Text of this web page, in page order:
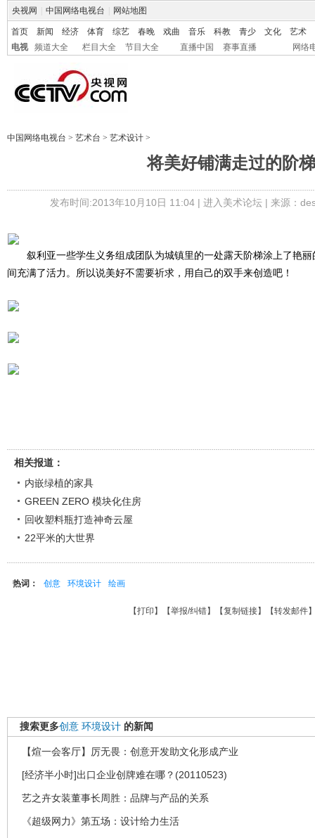
央视网 中国网络电视台 网站地图
首页 新闻 经济 体育 综艺 春晚 戏曲 音乐 科教 青少 文化
艺术
电视
频道大全 栏目大全 节目大全 直播中国 赛事直播 网络
中国网络电视台 > 艺术台 > 艺术设计 >
将美好铺满走过的阶梯
发布时间:2013年10月10日 11:04 | 进入美术论坛| 来源：
叙利亚一些学生义务组成团队为城镇里的一处露天阶梯涂上了艳丽
间充满了活力。所以说美好不需要祈求，用自己的双手来创造吧！
相关报道：
内嵌绿植的家具
GREEN ZERO 模块化住房
回收塑料瓶打造神奇云屋
22平米的大世界
热词： 创意 环境设计 绘画
【打印 】【举报/纠错】【复制链接】【转发邮件
搜索更多创意 环境设计 的新闻
【煊一会客厅】厉无畏：创意开发助文化形成产业
[经济半小时]出口企业创牌难在哪？(20110523)
艺之卉女装董事长周胜：品牌与产品的关系
《超级网力》第五场：设计给力生活